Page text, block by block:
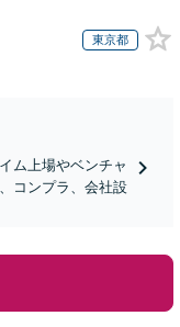
東京都
ム上場やベンチャ
コンプラ、会社設